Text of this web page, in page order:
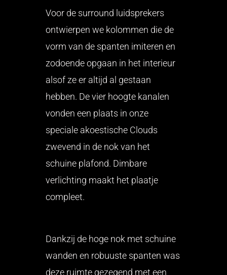
Voor de surround luidsprekers
ontwierpen we kolommen die de
vorm van de spanten imiteren en
zodoende opgaan in het interieur
alsof ze er altijd al gestaan
hebben. De vier hoogte kanalen
vonden een plaats in onze
speciale akoestische Clouds
zwevend in de nok van het
schuine plafond. Dimbare
verlichting maakt het plaatje
compleet.
Dankzij de hoge nok met schuine
wanden en robuuste spanten was
deze ruimte gezegend met een